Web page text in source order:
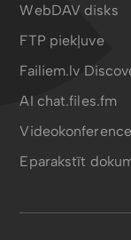
WebDAV disks
FTP piekļuve
Failiem.lv
AI chat.files.fm
Eparakstīt